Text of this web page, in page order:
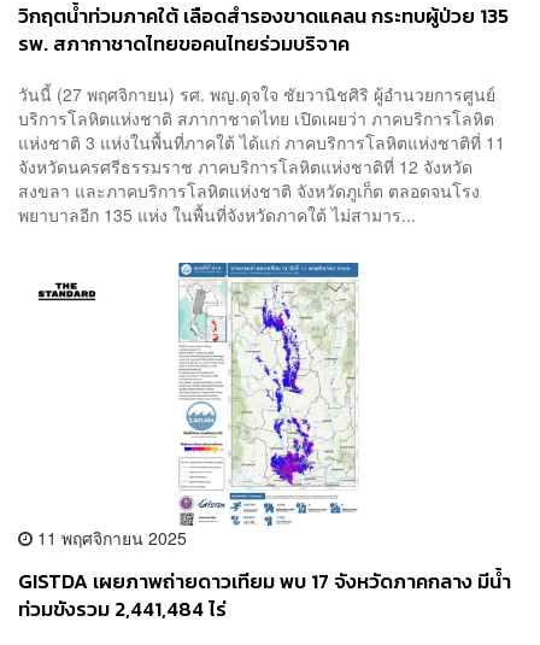
วิกฤตน้ำท่วมภาคใต้ เลือดสำรองขาดแคลน กระทบผู้ป่วย 135
รพ. สภากาชาดไทยขอคนไทยร่วมบริจาค
วันนี้ (27 พฤศจิกายน) รศ. พญ.ดุจใจ ชัยวานิชศิริ ผู้อำนวยการศูนย์
บริการโลหิตแห่งชาติ สภากาชาดไทย เปิดเผยว่า ภาคบริการโลหิต
แห่งชาติ 3 แห่งในพื้นที่ภาคใต้ ได้แก่ ภาคบริการโลหิตแห่งชาติที่ 11
จังหวัดนครศรีธรรมราช ภาคบริการโลหิตแห่งชาติที่ 12 จังหวัด
สงขลา และภาคบริการโลหิตแห่งชาติ จังหวัดภูเก็ต ตลอดจนโรง
พยาบาลอีก 135 แห่ง ในพื้นที่จังหวัดภาคใต้ ไม่สามาร...
11 พฤศจิกายน 2025
​GISTDA เผยภาพถ่ายดาวเทียม พบ 17 จังหวัดภาคกลาง มีน้ำ
ท่วมขังรวม 2,441,484 ไร่